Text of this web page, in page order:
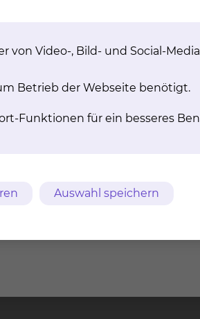
von Video-, Bild- und Social-
Betrieb der Webseite benötigt.
Funktionen für ein besseres
Auswahl speichern